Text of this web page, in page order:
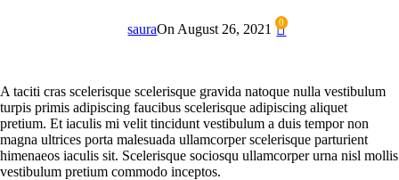
sauraOn August 26, 2021 0
A taciti cras scelerisque scelerisque gravida natoque nulla vestibulum
turpis primis adipiscing faucibus scelerisque adipiscing aliquet
pretium. Et iaculis mi velit tincidunt vestibulum a duis tempor non
magna ultrices porta malesuada ullamcorper scelerisque parturient
himenaeos iaculis sit. Scelerisque sociosqu ullamcorper urna nisl mollis
vestibulum pretium commodo inceptos.